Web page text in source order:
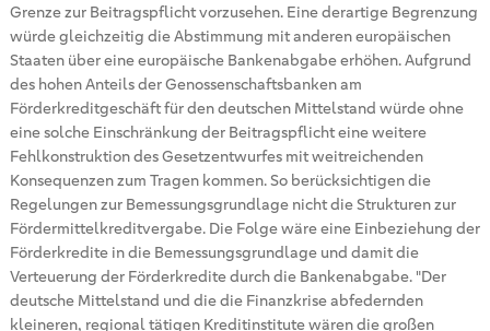
Grenze zur Beitragspflicht vorzusehen. Eine derartige Begrenzung
würde gleichzeitig die Abstimmung mit anderen europäischen
Staaten über eine europäische Bankenabgabe erhöhen. Aufgrund
des hohen Anteils der Genossenschaftsbanken am
Förderkreditgeschäft für den deutschen Mittelstand würde ohne
eine solche Einschränkung der Beitragspflicht eine weitere
Fehlkonstruktion des Gesetzentwurfes mit weitreichenden
Konsequenzen zum Tragen kommen. So berücksichtigen die
Regelungen zur Bemessungsgrundlage nicht die Strukturen zur
Fördermittelkreditvergabe. Die Folge wäre eine Einbeziehung der
Förderkredite in die Bemessungsgrundlage und damit die
Verteuerung der Förderkredite durch die Bankenabgabe. "Der
deutsche Mittelstand und die die Finanzkrise abfedernden
kleineren, regional tätigen Kreditinstitute wären die großen